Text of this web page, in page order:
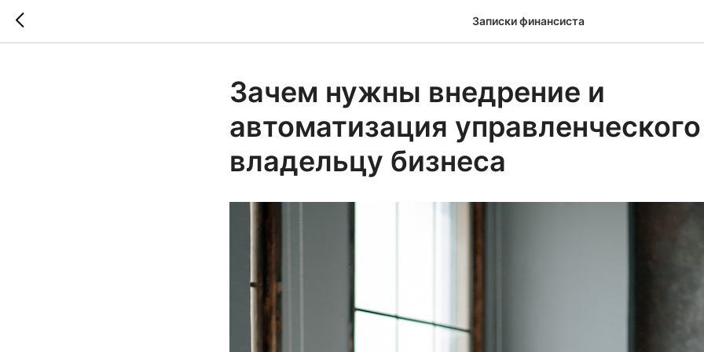
Записки финансиста
Зачем нужны внедрение и
автоматизация
владельцу бизнеса